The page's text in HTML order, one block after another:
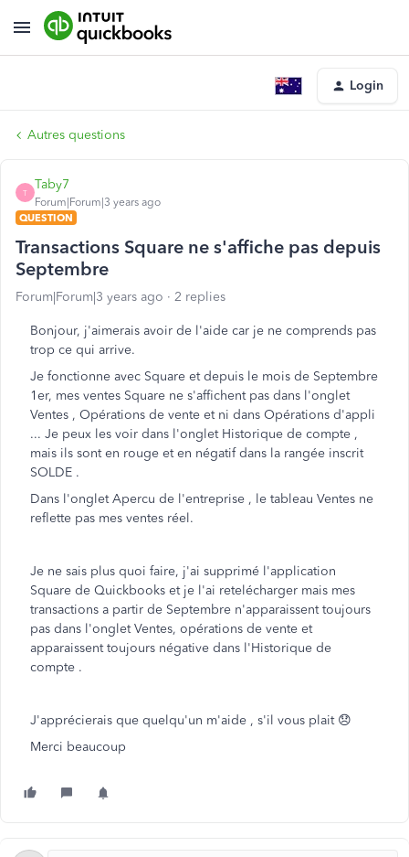
Login
Autres questions
T
Taby7
Forum|Forum|3 years ago
QUESTION
Transactions Square ne s'affiche pas depuis
Septembre
Forum|Forum|3 years ago 2 replies
Bonjour, j'aimerais avoir de l'aide car je ne comprends pas
trop ce qui arrive.
Je fonctionne avec Square et depuis le mois de Septembre
1er, mes ventes Square ne s'affichent pas dans l'onglet
Ventes , Opérations de vente et ni dans Opérations d'appli
... Je peux les voir dans l'onglet Historique de compte ,
mais ils sont en rouge et en négatif dans la rangée inscrit
SOLDE .
Dans l'onglet Apercu de l'entreprise , le tableau Ventes ne
reflette pas mes ventes réel.
Je ne sais plus quoi faire, j'ai supprimé l'application
Square de Quickbooks et je l'ai retelécharger mais mes
transactions a partir de Septembre n'apparaissent toujours
pas dans l'onglet Ventes, opérations de vente et
apparaissent toujours négative dans l'Historique de
compte .
J'apprécierais que quelqu'un m'aide , s'il vous plait 😞
Merci beaucoup